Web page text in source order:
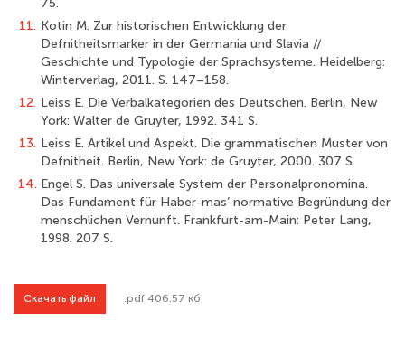
75.
11. Kotin M. Zur historischen Entwicklung der
Defnitheitsmarker in der Germania und Slavia //
Geschichte und Typologie der Sprachsysteme. Heidelberg:
Winterverlag, 2011. S. 147–158.
12. Leiss E. Die Verbalkategorien des Deutschen. Berlin, New
York: Walter de Gruyter, 1992. 341 S.
13. Leiss E. Artikel und Aspekt. Die grammatischen Muster von
Defnitheit. Berlin, New York: de Gruyter, 2000. 307 S.
14. Engel S. Das universale System der Personalpronomina.
Das Fundament für Haber-mas’ normative Begründung der
menschlichen Vernunft. Frankfurt-am-Main: Peter Lang,
1998. 207 S.
Скачать файл .pdf 406.57 кб